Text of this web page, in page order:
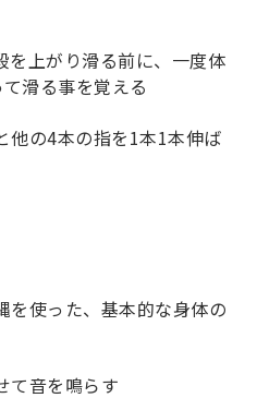
上がり滑る前に、一度体
滑る事を覚える
の4本の指を1本1本伸ば
使った、基本的な身体の
音を鳴らす